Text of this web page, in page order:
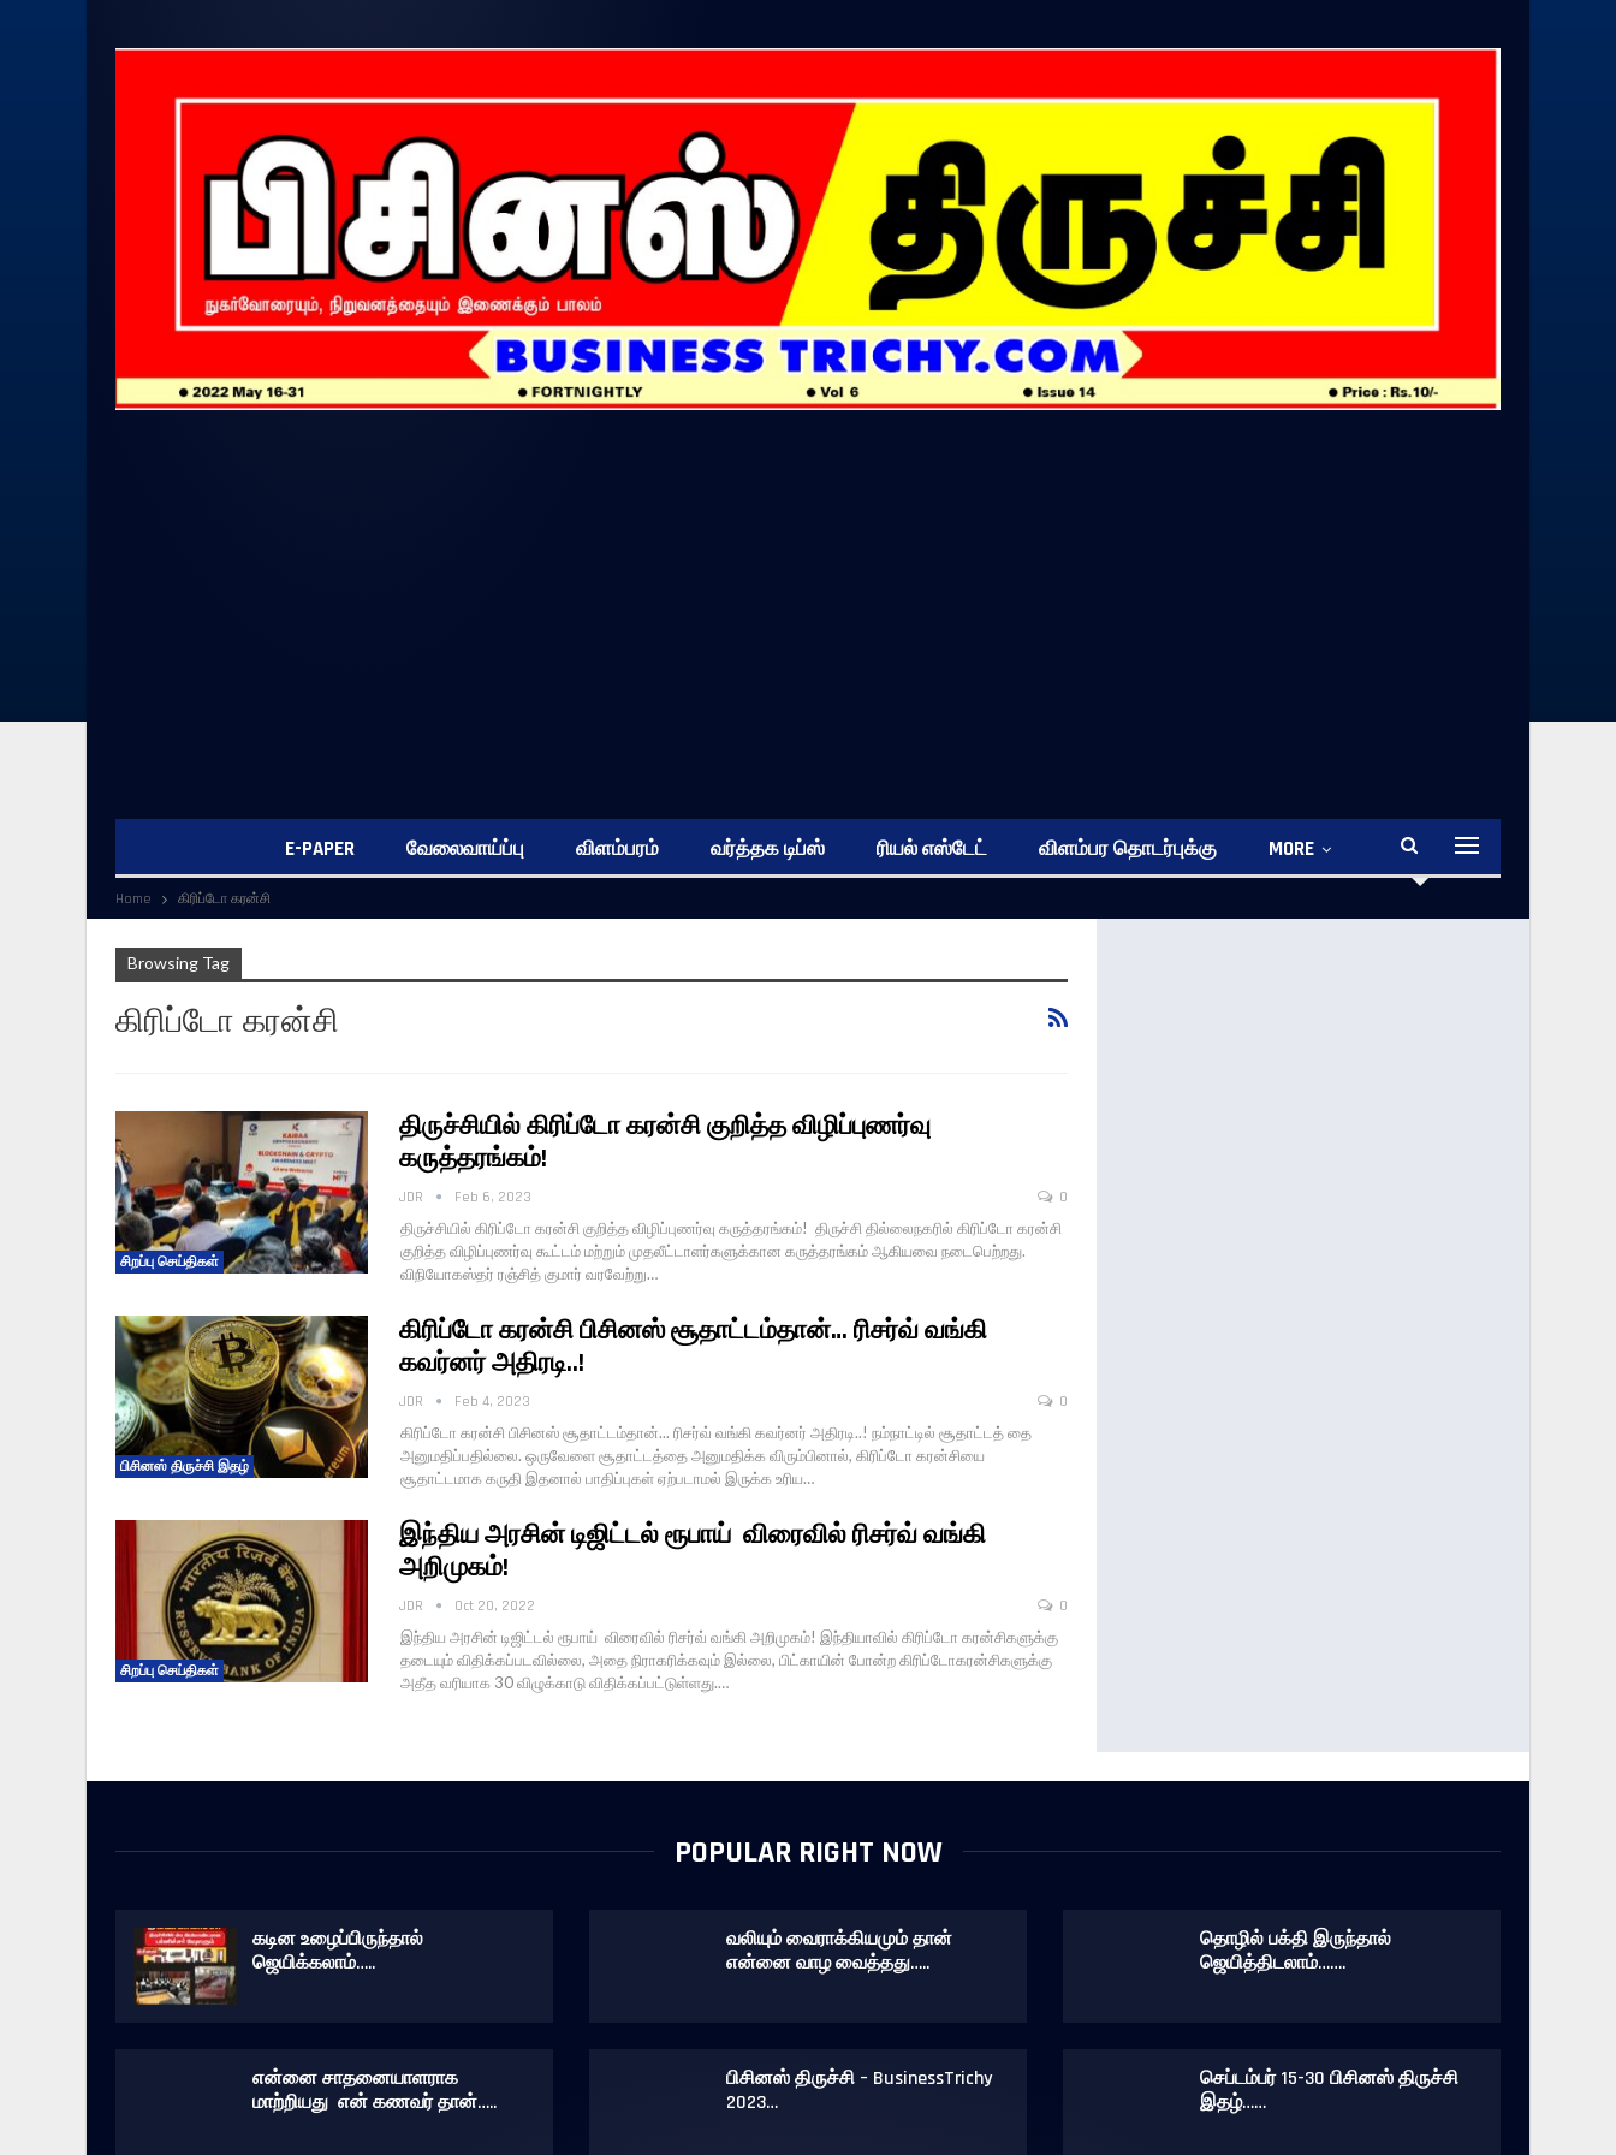
E-PAPER வேலைவாய்ப்பு விளம்பரம் வர்த்தக டிப்ஸ் ரியல் எஸ்டேட் விளம்பர தொடர்புக்கு MORE
Home கிரிப்டோ கரன்சி
Browsing Tag
கிரிப்டோ கரன்சி
சிறப்பு செய்திகள்
திருச்சியில் கிரிப்டோ கரன்சி குறித்த விழிப்புணர்வு
கருத்தரங்கம்!
JDR Feb 6, 2023 0
திருச்சியில் கிரிப்டோ கரன்சி குறித்த விழிப்புணர்வு கருத்தரங்கம்! திருச்சி தில்லைநகரில் கிரிப்டோ கரன்சி
குறித்த விழிப்புணர்வு கூட்டம் மற்றும் முதலீட்டாளர்களுக்கான கருத்தரங்கம் ஆகியவை நடைபெற்றது.
விநியோகஸ்தர் ரஞ்சித் குமார் வரவேற்று…
பிசினஸ் திருச்சி இதழ்
கிரிப்டோ கரன்சி பிசினஸ் சூதாட்டம்தான்… ரிசர்வ் வங்கி
கவர்னர் அதிரடி..!
JDR Feb 4, 2023 0
கிரிப்டோ கரன்சி பிசினஸ் சூதாட்டம்தான்... ரிசர்வ் வங்கி கவர்னர் அதிரடி..! நம்நாட்டில் சூதாட்டத் தை
அனுமதிப்பதில்லை. ஒருவேளை சூதாட்டத்தை அனுமதிக்க விரும்பினால், கிரிப்டோ கரன்சியை
சூதாட்டமாக கருதி இதனால் பாதிப்புகள் ஏற்படாமல் இருக்க உரிய…
சிறப்பு செய்திகள்
இந்திய அரசின் டிஜிட்டல் ரூபாய் விரைவில் ரிசர்வ் வங்கி
அறிமுகம்!
JDR Oct 20, 2022 0
இந்திய அரசின் டிஜிட்டல் ரூபாய் விரைவில் ரிசர்வ் வங்கி அறிமுகம்! இந்தியாவில் கிரிப்டோ கரன்சிகளுக்கு
தடையும் விதிக்கப்படவில்லை, அதை நிராகரிக்கவும் இல்லை, பிட்காயின் போன்ற கிரிப்டோகரன்சிகளுக்கு
அதீத வரியாக 30 விழுக்காடு விதிக்கப்பட்டுள்ளது.…
POPULAR RIGHT NOW
கடின உழைப்பிருந்தால்
ஜெயிக்கலாம்…..
வலியும் வைராக்கியமும் தான்
என்னை வாழ வைத்தது…..
தொழில் பக்தி இருந்தால்
ஜெயித்திடலாம்…….
என்னை சாதனையாளராக
மாற்றியது என் கணவர் தான்…..
பிசினஸ் திருச்சி – BusinessTrichy
2023…
செப்டம்பர் 15-30 பிசினஸ் திருச்சி
இதழ்……